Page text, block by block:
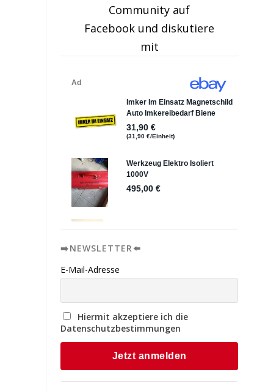
Community auf
Facebook und diskutiere
mit
➡️NEWSLETTER⬅️
E-Mail-Adresse
Hiermit akzeptiere ich die
Datenschutzbestimmungen